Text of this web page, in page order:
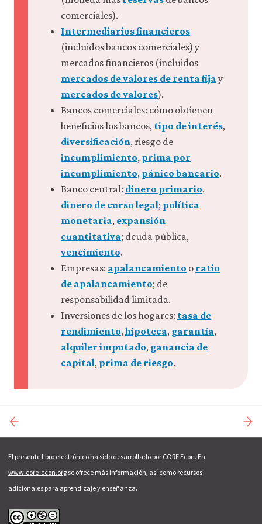
comerciales).
Intermediarios financieros
(incluidos bancos comerciales) y
mercados financieros (incluidos
mercados de valores de renta fijay
mercados de valores).
Bancos comerciales: cómo obtienen
beneficios los bancos, tipo de interés,
diversificación, riesgo de
incumplimiento, prima por
incumplimiento, pánico bancario.
Banco central: dinero primario,
dinero de curso legal; política
monetaria, expansión
cuantitativa; deuda pública,
vencimiento.
Empresas: apalancamiento o ratio
de apalancamiento; de
responsabilidad limitada.
Inversiones de los hogares: tasa de
rendimiento,hipoteca, garantía,
alquiler imputado, ganancia de
capital, prima de riesgo.
El presente libro electrónico ha sido desarrollado por CORE Econ. En
www.core-econ.orgse ofrece más información, así como recursos
adicionales para aprendizaje y enseñanza.